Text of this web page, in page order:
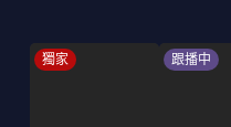
獨家 跟播中